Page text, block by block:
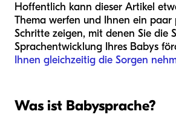
Hoffentlich kann dieser Artikel
Thema werfen und Ihnen ein paar
Schritte zeigen, mit denen Sie die
Sprachentwicklung Ihres Babys
Ihnen gleichzeitig die Sorgen
Was ist Babysprache?